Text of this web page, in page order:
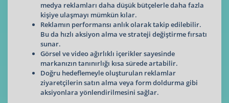
medya reklamları daha düşük bütçelerle daha fazla
kişiye ulaşmayı mümkün kılar.
Reklamın performansı anlık olarak takip edilebilir.
Bu da hızlı aksiyon alma ve strateji değiştirme fırsatı
sunar.
Görsel ve video ağırlıklı içerikler sayesinde
markanızın tanınırlığı kısa sürede artabilir.
Doğru hedeflemeyle oluşturulan reklamlar
ziyaretçilerin satın alma veya form doldurma gibi
aksiyonlara yönlendirilmesini sağlar.